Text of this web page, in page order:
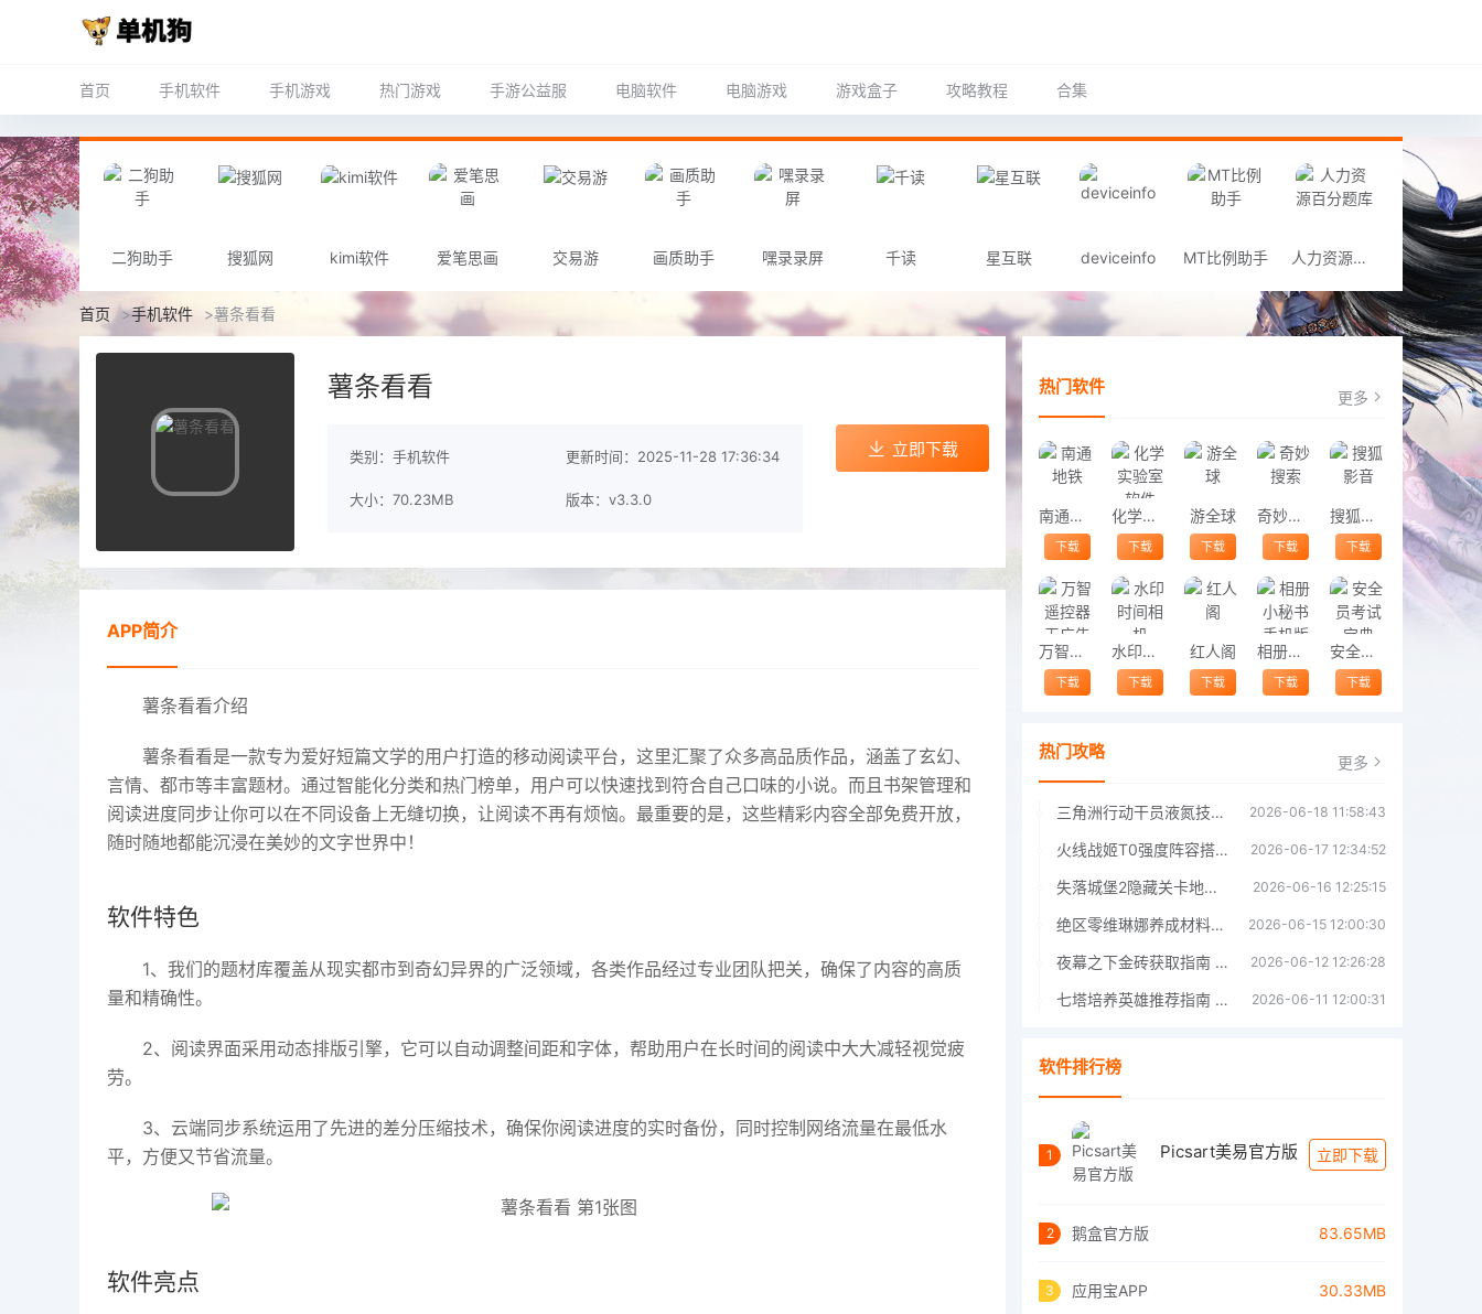
首页 手机软件 手机游戏 热门游戏 手游公益服 电脑软件 电脑游戏 游戏盒子 攻略教程 合集
二狗助手 搜狐网 kimi软件 爱笔思画 交易游 画质助手 嘿录录屏 千读 星互联 deviceinfo MT比例助手 人力资源百分题库
首页 >手机软件 >薯条看看
薯条看看
类别：手机软件 更新时间：2025-11-28 17:36:34
大小：70.23MB 版本：v3.3.0
立即下载
APP简介
薯条看看介绍
薯条看看是一款专为爱好短篇文学的用户打造的移动阅读平台，这里汇聚了众多高品质作品，涵盖了玄幻、
言情、都市等丰富题材。通过智能化分类和热门榜单，用户可以快速找到符合自己口味的小说。而且书架管理和
阅读进度同步让你可以在不同设备上无缝切换，让阅读不再有烦恼。最重要的是，这些精彩内容全部免费开放，
随时随地都能沉浸在美妙的文字世界中！
软件特色
1、我们的题材库覆盖从现实都市到奇幻异界的广泛领域，各类作品经过专业团队把关，确保了内容的高质
量和精确性。
2、阅读界面采用动态排版引擎，它可以自动调整间距和字体，帮助用户在长时间的阅读中大大减轻视觉疲
劳。
3、云端同步系统运用了先进的差分压缩技术，确保你阅读进度的实时备份，同时控制网络流量在最低水
平，方便又节省流量。
软件亮点
热门软件 更多
南通地铁
下载
化学实验室软件
下载
游全球
下载
奇妙搜索
下载
搜狐影音
下载
万智遥控器无广告版
下载
水印时间相机
下载
红人阁
下载
相册小秘书手机版
下载
安全员考试宝典
下载
热门攻略 更多
三角洲行动干员液氮技能效果详解 三角洲行动干员液氮技能介绍 2026-06-18 11:58:43
火线战姬T0强度阵容搭配推荐 火线战姬T0强度阵容哪个好 2026-06-17 12:34:52
失落城堡2隐藏关卡地图解锁指南 2026-06-16 12:25:15
绝区零维琳娜养成材料汇总指南 2026-06-15 12:00:30
夜幕之下金砖获取指南 夜幕之下金砖获取方法 2026-06-12 12:26:28
七塔培养英雄推荐指南 七塔培养哪个英雄好 2026-06-11 12:00:31
软件排行榜
1 Picsart美易官方版 立即下载
2 鹅盒官方版 83.65MB
3 应用宝APP 30.33MB